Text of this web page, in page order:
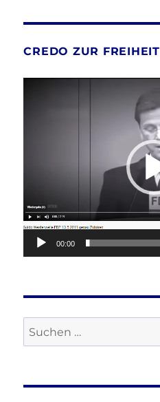
CREDO ZUR FREIHEIT
00:00
Suche
nach: